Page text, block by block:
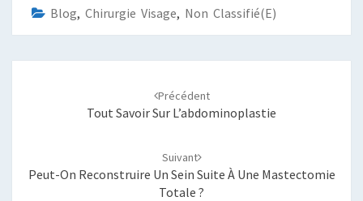
Blog, Chirurgie Visage, Non Classifié(e)
Précédent
Tout Savoir Sur L’abdominoplastie
Suivant
Peut-On Reconstruire Un Sein Suite À Une Mastectomie
Totale ?